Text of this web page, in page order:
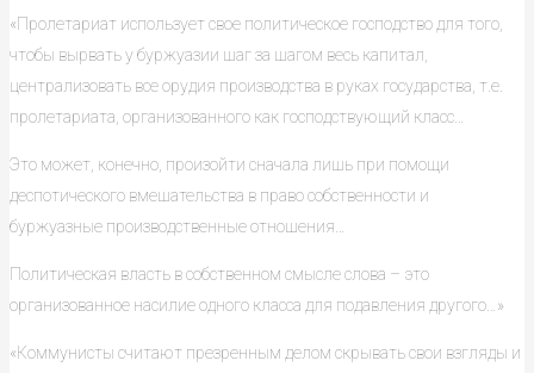
«Пролетариат использует свое политическое господство для того,
чтобы вырвать у буржуазии шаг за шагом весь капитал,
централизовать все орудия производства в руках государства, т.е.
пролетариата, организованного как господствующий класс…
Это может, конечно, произойти сначала лишь при помощи
деспотического вмешательства в право собственности и
буржуазные производственные отношения…
Политическая власть в собственном смысле слова – это
организованное насилие одного класса для подавления другого…»
«Коммунисты считают презренным делом скрывать свои взгляды и